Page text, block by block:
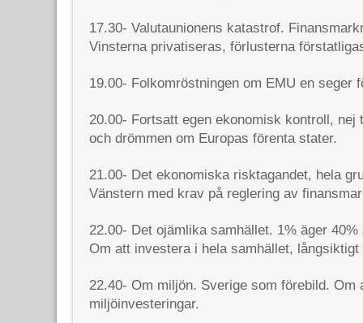
17.30- Valutaunionens katastrof.
Vinsterna privatiseras, förlusterna
19.00- Folkomröstningen om EMU en seger
20.00- Fortsatt egen ekonomisk kontroll, nej
och drömmen om Europas förenta stater.
21.00- Det ekonomiska risktagandet, hela
Vänstern med krav på reglering av
22.00- Det ojämlika samhället. 1% äger
Om att investera i hela samhället,
22.40- Om miljön. Sverige som förebild. Om
miljöinvesteringar.